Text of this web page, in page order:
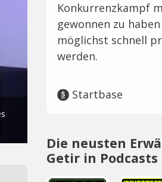
Konkurrenzkampf
gewonnen zu
möglichst schnell
werden.
Startbase
Die neusten
Getir in Podcasts